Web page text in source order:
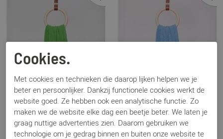
Cookies.
Met cookies en technieken die daarop lijken helpen we je
beter en persoonlijker. Dankzij functionele cookies werkt de
website goed. Ze hebben ook een analytische functie. Zo
maken we de website elke dag een beetje beter. We laten je
graag nuttige advertenties zien. Daarom gebruiken we
technologie om je gedrag binnen en buiten onze website te